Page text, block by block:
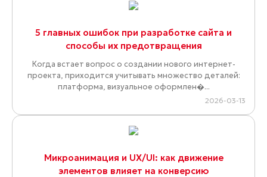
5 главных ошибок при разработке сайта и
способы их предотвращения
Когда встает вопрос о создании нового интернет-
проекта, приходится учитывать множество деталей:
платформа, визуальное оформлен�...
2026-03-13
Микроанимация и UX/UI: как движение
элементов влияет на конверсию